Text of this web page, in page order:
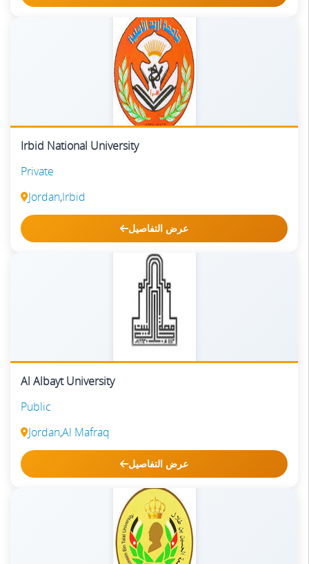
Irbid National University
Private
Jordan,Irbid
عرض التفاصيل
Al Albayt University
Public
Jordan,Al Mafraq
عرض التفاصيل